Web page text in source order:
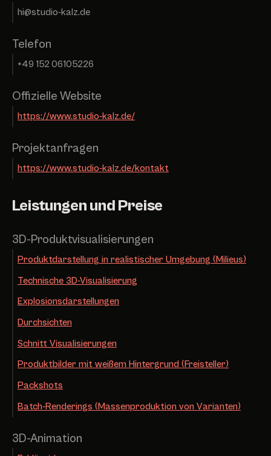
hi@studio-kalz.de
Telefon
+49 152 06105226
Offizielle Website
https://www.studio-kalz.de/
Projektanfragen
https://www.studio-kalz.de/kontakt
Leistungen und Preise
3D-Produktvisualisierungen
Produktdarstellung in realistischer Umgebung (Milieus)
Technische 3D-Visualisierung
Explosionsdarstellungen
Durchsichten
Schnitt Visualisierungen
Produktbilder mit weißem Hintergrund (Freisteller)
Packshots
Batch-Renderings (Massenproduktion von Varianten)
3D-Animation